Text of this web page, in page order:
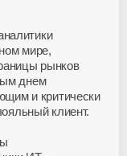
мире,
рынков
днем
и критически
клиент.